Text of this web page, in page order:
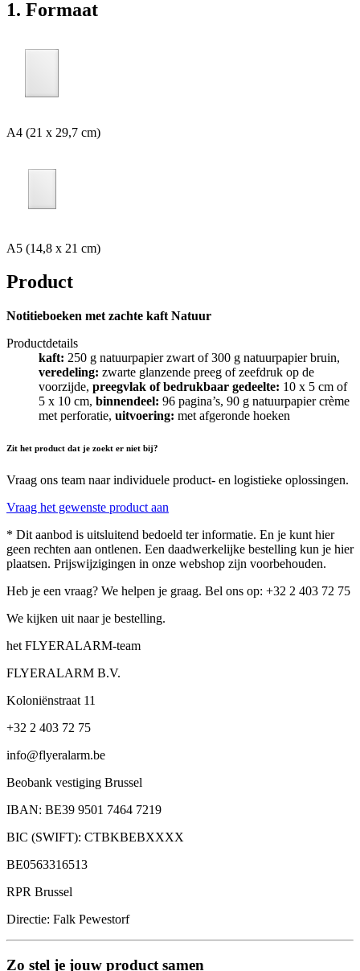
1. Formaat
A4 (21 x 29,7 cm)
A5 (14,8 x 21 cm)
Product
Notitieboeken met zachte kaft Natuur
Productdetails
kaft: 250 g natuurpapier zwart of 300 g natuurpapier bruin,
veredeling: zwarte glanzende preeg of zeefdruk op de
voorzijde, preegvlak of bedrukbaar gedeelte: 10 x 5 cm of
5 x 10 cm, binnendeel: 96 pagina’s, 90 g natuurpapier crème
met perforatie, uitvoering: met afgeronde hoeken
Zit het product dat je zoekt er niet bij?
Vraag ons team naar individuele product- en logistieke oplossingen.
Vraag het gewenste product aan
* Dit aanbod is uitsluitend bedoeld ter informatie. En je kunt hier
geen rechten aan ontlenen. Een daadwerkelijke bestelling kun je hier
plaatsen. Prijswijzigingen in onze webshop zijn voorbehouden.
Heb je een vraag? We helpen je graag. Bel ons op: +32 2 403 72 75
We kijken uit naar je bestelling.
het FLYERALARM-team
FLYERALARM B.V.
Koloniënstraat 11
+32 2 403 72 75
info@flyeralarm.be
Beobank vestiging Brussel
IBAN: BE39 9501 7464 7219
BIC (SWIFT): CTBKBEBXXXX
BE0563316513
RPR Brussel
Directie: Falk Pewestorf
Zo stel je jouw product samen